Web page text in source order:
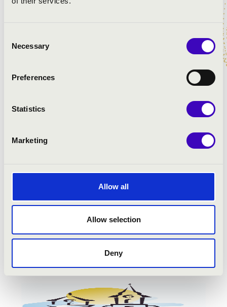
Selection
Necessary
Preferences
Statistics
Marketing
Allow all
Allow selection
Deny